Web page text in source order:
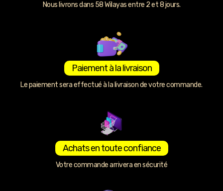
Nous livrons dans 58 Wilayas entre 2 et 8 jours.
Paiement à la livraison
Le paiement sera effectué à la livraison de votre commande.
Achats en toute confiance
Votre commande arrivera en sécurité